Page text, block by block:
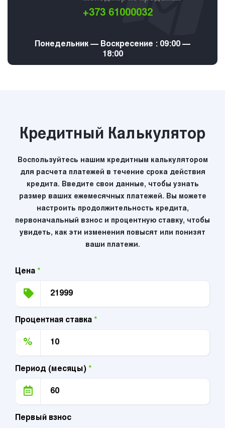
+373 61000032
Понедельник — Воскресение : 09:00 —
18:00
Кредитный Калькулятор
Воспользуйтесь нашим кредитным калькулятором
для расчета платежей в течение срока действия
кредита. Введите свои данные, чтобы узнать
размер ваших ежемесячных платежей. Вы можете
настроить продолжительность кредита,
первоначальный взнос и процентную ставку, чтобы
увидеть, как эти изменения повысят или понизят
ваши платежи.
Цена *
Процентная ставка *
%
Период (месяцы) *
Первый взнос